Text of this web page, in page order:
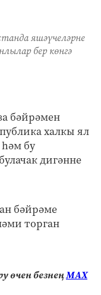
яшәүчеләрне
бер көнгә
бәйрәмен
халкы ял
бу
дигәнне
бәйрәме
торган
өчен безнеңМАХ